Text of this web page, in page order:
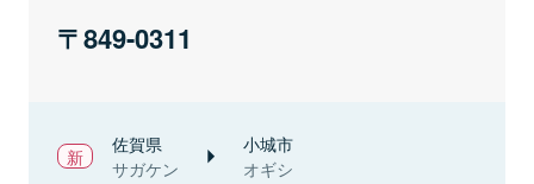
849-0311
佐賀県
サガケン
小城市
オギシ